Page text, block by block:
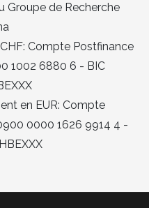
Groupe de Recherche
Compte Postfinance
1002 6880 6 - BIC
en EUR: Compte
0000 1626 9914 4 -